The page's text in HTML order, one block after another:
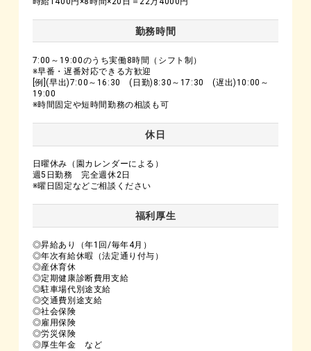
勤務時間
7:00～19:00のうち実働8時間（シフト制）
※早番・遅番対応できる方歓迎
[例](早出)7:00～16:30 (日勤)8:30～17:30 (遅出)10:00～
19:00
※時間固定や短時間勤務の相談も可
休日
日曜休み（園カレンダーによる）
週5日勤務 完全週休2日
※曜日固定などご相談ください
福利厚生
◎昇給あり（年1回/毎年4月）
◎年次有給休暇（法定通り付与）
◎産休育休
◎定期健康診断費用支給
◎駐車場代別途支給
◎交通費別途支給
◎社会保険
◎雇用保険
◎労災保険
◎厚生年金 など